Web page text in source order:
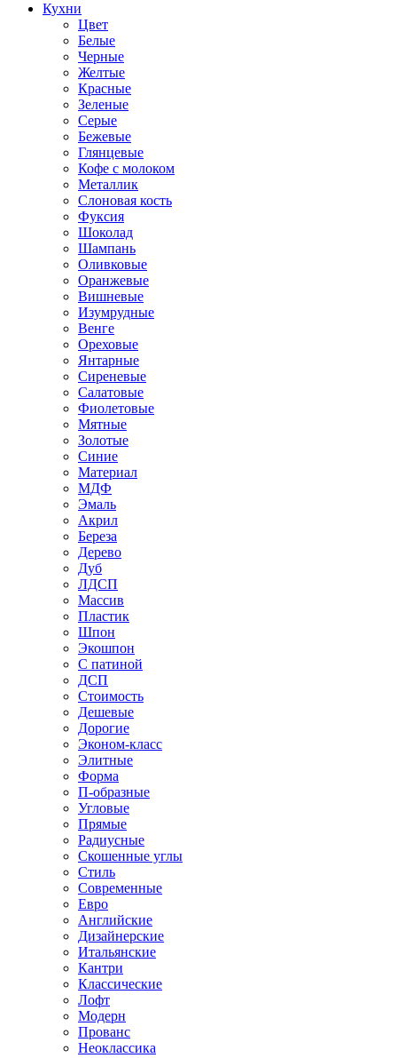
Кухни
Цвет
Белые
Черные
Желтые
Красные
Зеленые
Серые
Бежевые
Глянцевые
Кофе с молоком
Металлик
Слоновая кость
Фуксия
Шоколад
Шампань
Оливковые
Оранжевые
Вишневые
Изумрудные
Венге
Ореховые
Янтарные
Сиреневые
Салатовые
Фиолетовые
Мятные
Золотые
Синие
Материал
МДФ
Эмаль
Акрил
Береза
Дерево
Дуб
ЛДСП
Массив
Пластик
Шпон
Экошпон
С патиной
ДСП
Стоимость
Дешевые
Дорогие
Эконом-класс
Элитные
Форма
П-образные
Угловые
Прямые
Радиусные
Скошенные углы
Стиль
Современные
Евро
Английские
Дизайнерские
Итальянские
Кантри
Классические
Лофт
Модерн
Прованс
Неоклассика